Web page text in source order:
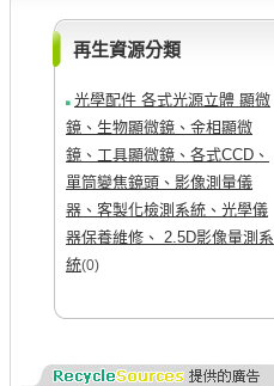
再生資源分類
光學配件 各式光源立體 顯微
鏡、生物顯微鏡、金相顯微
鏡、工具顯微鏡、各式CCD、
單筒變焦鏡頭、影像測量儀
器、客製化檢測系統、光學儀
器保養維修、 2.5D影像量測系
統(0)